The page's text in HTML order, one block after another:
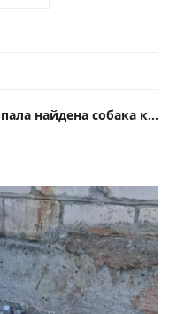
Ставрополь | Pet911 пропала найдена собака кошка